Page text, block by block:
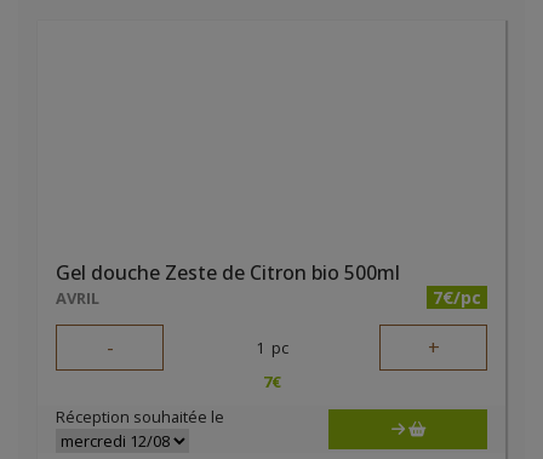
Gel douche Zeste de Citron bio 500ml
AVRIL 7€/pc
- 1 pc +
7€
Réception souhaitée le